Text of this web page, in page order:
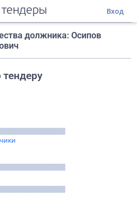
тендеры Вход
должника: Осипов